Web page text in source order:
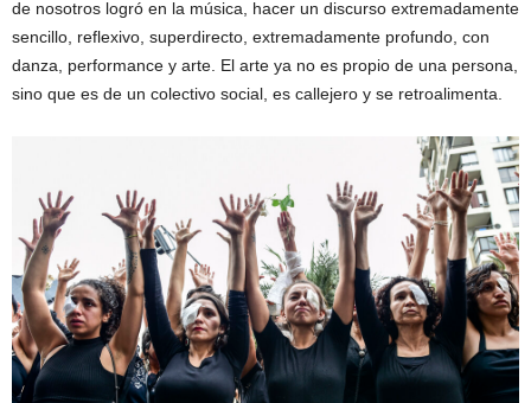
de nosotros logró en la música, hacer un discurso extremadamente
sencillo, reflexivo, superdirecto, extremadamente profundo, con
danza, performance y arte. El arte ya no es propio de una persona,
sino que es de un colectivo social, es callejero y se retroalimenta.